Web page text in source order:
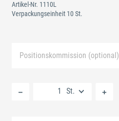
Artikel-Nr. 1110L
Verpackungseinheit 10 St.
Positionskommission (optional)
St.